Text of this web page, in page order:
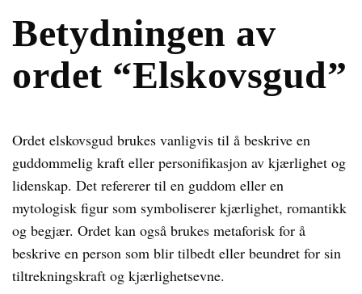
Betydningen av
ordet “Elskovsgud”
Ordet elskovsgud brukes vanligvis til å beskrive en
guddommelig kraft eller personifikasjon av kjærlighet og
lidenskap. Det refererer til en guddom eller en
mytologisk figur som symboliserer kjærlighet, romantikk
og begjær. Ordet kan også brukes metaforisk for å
beskrive en person som blir tilbedt eller beundret for sin
tiltrekningskraft og kjærlighetsevne.